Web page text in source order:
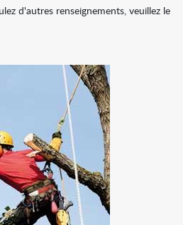
d'autres renseignements, veuillez le